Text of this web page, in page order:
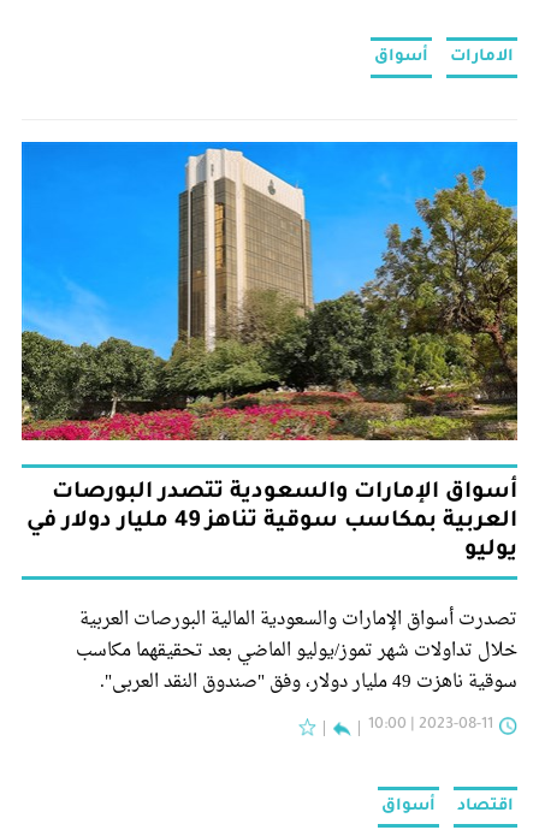
الامارات أسواق
أسواق الإمارات والسعودية تتصدر البورصات
العربية بمكاسب سوقية تناهز 49 مليار دولار في
يوليو
تصدرت أسواق الإمارات والسعودية المالية البورصات العربية
خلال تداولات شهر تموز/يوليو الماضي بعد تحقيقهما مكاسب
سوقية ناهزت 49 مليار دولار، وفق "صندوق النقد العربي".
2023-08-11 | 10:00
اقتصاد أسواق